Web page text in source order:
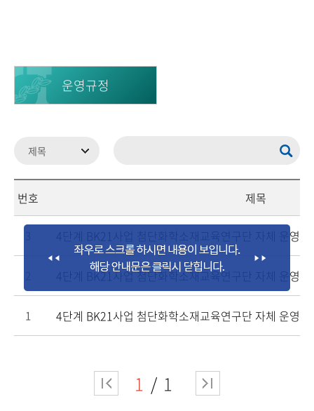
운영규정
번호 제목
4단계 BK21사업 첨단화학소재교육연구단 자체 운영
4단계 BK21사업 첨단화학소재교육연구단 자체 운영
1 4단계 BK21사업 첨단화학소재교육연구단 자체 운영
1 1